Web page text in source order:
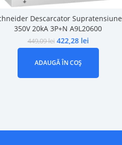
Descarcator Supratensiune
350V 20kA 3P+N A9L20600
449,09lei 422,28 lei
ADAUGĂ ÎN COȘ